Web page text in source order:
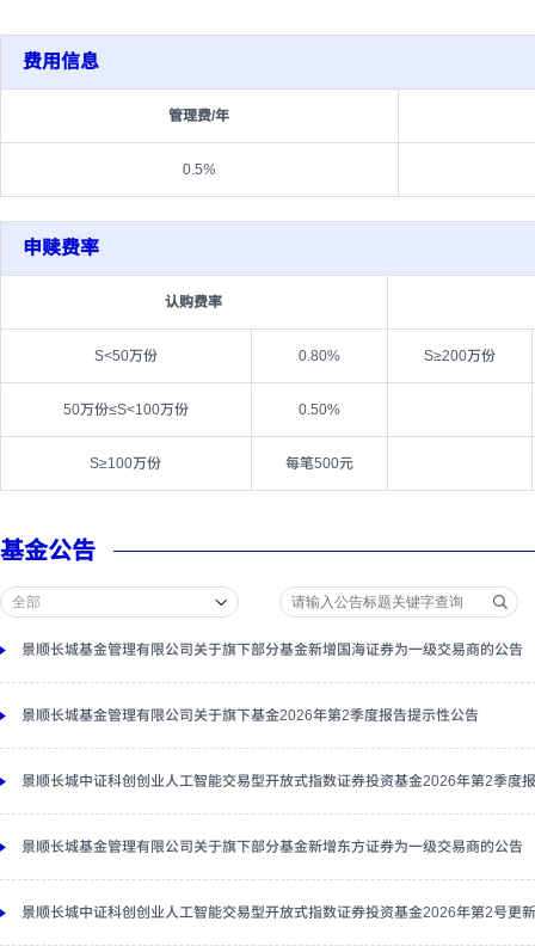
费用信息
管理费/年
0.5%
申赎费率
认购费率
S<50万份 0.80% S≥200万份
50万份≤S<100万份 0.50%
S≥100万份 每笔500元
基金公告
景顺长城基金管理有限公司关于旗下部分基金新增国海证券为一级交易商的公告
景顺长城基金管理有限公司关于旗下基金2026年第2季度报告提示性公告
景顺长城中证科创创业人工智能交易型开放式指数证券投资基金2026年第2季度
景顺长城基金管理有限公司关于旗下部分基金新增东方证券为一级交易商的公告
景顺长城中证科创创业人工智能交易型开放式指数证券投资基金2026年第2号更